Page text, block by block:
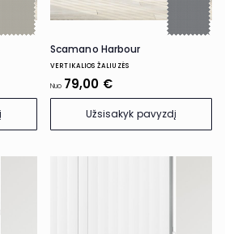
Scamano Harbour
VERTIKALIOS ŽALIUZĖS
Nuo 79,00 €
Užsisakyk pavyzdį